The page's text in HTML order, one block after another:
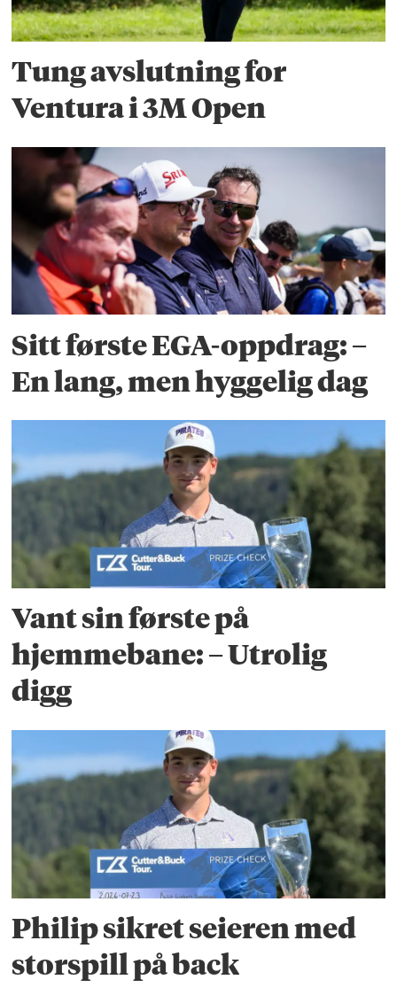
Tung avslutning for
Ventura i 3M Open
Sitt første EGA-oppdrag: –
En lang, men hyggelig dag
Vant sin første på
hjemmebane: – Utrolig
digg
Philip sikret seieren med
storspill på back